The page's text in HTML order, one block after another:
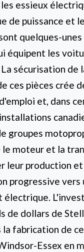
essieux
de puissance et
quelques-unes
équipent les
sécurisation de
ces pièces crée
et, dans
groupes
moteur et la
leur production
progressive vers
électrique.
de dollars de
la fabrication de
Essex en